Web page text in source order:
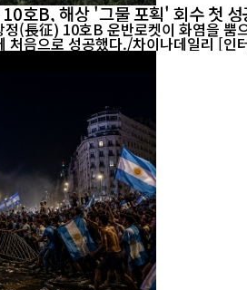
호B, 해상 '그물 포획' 회수 첫 성
(長征) 10호B 운반로켓이 화염을
랫폼에서 그물 포획 방식으로 회수